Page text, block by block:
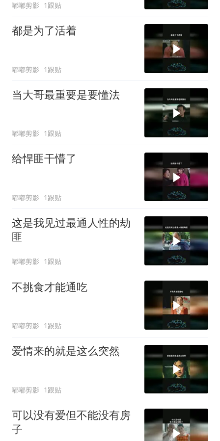
嘟嘟剪影 1跟贴
都是为了活着
嘟嘟剪影 1跟贴
当大哥最重要是要懂法
嘟嘟剪影 1跟贴
给悍匪干懵了
嘟嘟剪影 1跟贴
这是我见过最通人性的劫
匪
嘟嘟剪影 1跟贴
不挑食才能通吃
嘟嘟剪影 1跟贴
爱情来的就是这么突然
嘟嘟剪影 1跟贴
可以没有爱但不能没有房
子